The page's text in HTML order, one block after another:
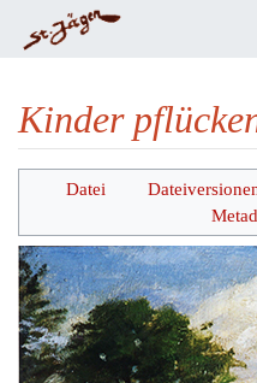
Kinder
Wechseln zu: Navigation,Suche
Datei